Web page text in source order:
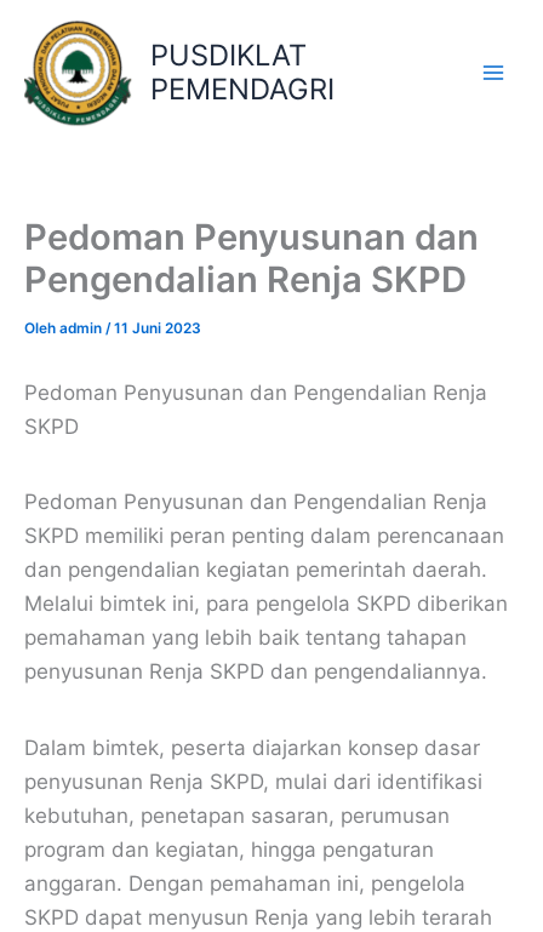
konten
PUSDIKLAT
PEMENDAGRI
Pedoman Penyusunan dan
Pengendalian Renja SKPD
Oleh admin /11 Juni 2023
Pedoman Penyusunan dan Pengendalian Renja
SKPD
Pedoman Penyusunan dan Pengendalian Renja
SKPD memiliki peran penting dalam perencanaan
dan pengendalian kegiatan pemerintah daerah.
Melalui bimtek ini, para pengelola SKPD diberikan
pemahaman yang lebih baik tentang tahapan
penyusunan Renja SKPD dan pengendaliannya.
Dalam bimtek, peserta diajarkan konsep dasar
penyusunan Renja SKPD, mulai dari identifikasi
kebutuhan, penetapan sasaran, perumusan
program dan kegiatan, hingga pengaturan
anggaran. Dengan pemahaman ini, pengelola
SKPD dapat menyusun Renja yang lebih terarah